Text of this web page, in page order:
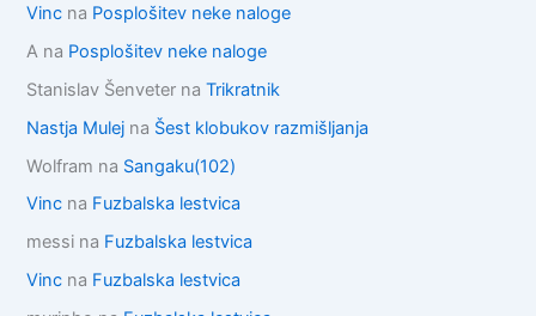
Vinc na Posplošitev neke naloge
A na Posplošitev neke naloge
Stanislav Šenveter naTrikratnik
Nastja Mulej na Šest klobukov razmišljanja
Wolfram na Sangaku(102)
Vinc na Fuzbalska lestvica
messi na Fuzbalska lestvica
Vinc na Fuzbalska lestvica